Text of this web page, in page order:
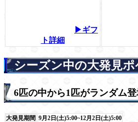
▶ギフ
ト詳細
シーズン中の大発見
6匹の中から1匹がランダム
大発見期間 9月2日(土)5:00~12月2日(土)5:00